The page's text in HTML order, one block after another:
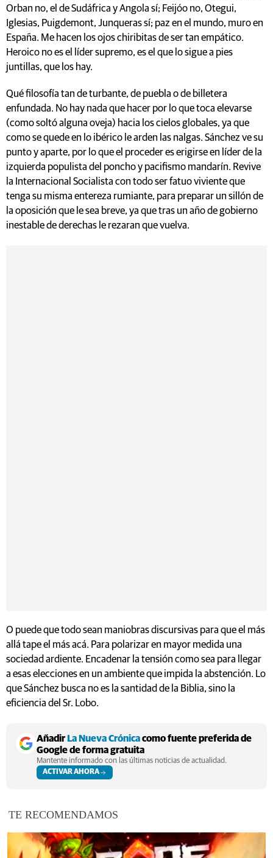
Orban no, el de Sudáfrica y Angola sí; Feijóo no, Otegui,
Iglesias, Puigdemont, Junqueras sí; paz en el mundo, muro en
España. Me hacen los ojos chiribitas de ser tan empático.
Heroico no es el líder supremo, es el que lo sigue a pies
juntillas, que los hay.
Qué filosofía tan de turbante, de puebla o de billetera
enfundada. No hay nada que hacer por lo que toca elevarse
(como soltó alguna oveja) hacia los cielos globales, ya que
como se quede en lo ibérico le arden las nalgas. Sánchez ve su
punto y aparte, por lo que el proceder es erigirse en líder de la
izquierda populista del poncho y pacifismo mandarín. Revive
la Internacional Socialista con todo ser fatuo viviente que
tenga su misma entereza rumiante, para preparar un sillón de
la oposición que le sea breve, ya que tras un año de gobierno
inestable de derechas le rezaran que vuelva.
O puede que todo sean maniobras discursivas para que el más
allá tape el más acá. Para polarizar en mayor medida una
sociedad ardiente. Encadenar la tensión como sea para llegar
a esas elecciones en un ambiente que impida la abstención. Lo
que Sánchez busca no es la santidad de la Biblia, sino la
eficiencia del Sr. Lobo.
Añadir La Nueva Crónicacomo fuente preferida de
Google de forma gratuita
Mantente informado con las últimas noticias de actualidad.
ACTIVAR AHORA
TE RECOMENDAMOS